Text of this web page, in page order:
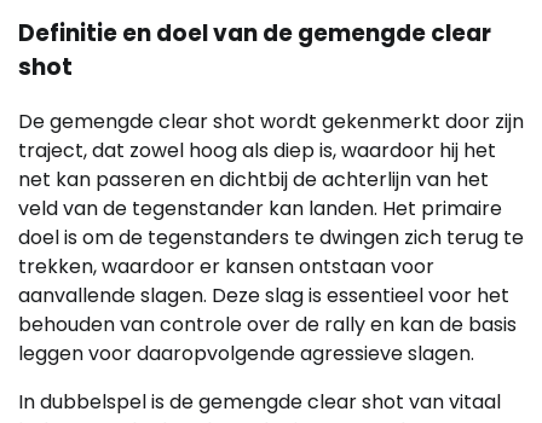
Definitie en doel van de gemengde clear
shot
De gemengde clear shot wordt gekenmerkt door zijn
traject, dat zowel hoog als diep is, waardoor hij het
net kan passeren en dichtbij de achterlijn van het
veld van de tegenstander kan landen. Het primaire
doel is om de tegenstanders te dwingen zich terug te
trekken, waardoor er kansen ontstaan voor
aanvallende slagen. Deze slag is essentieel voor het
behouden van controle over de rally en kan de basis
leggen voor daaropvolgende agressieve slagen.
In dubbelspel is de gemengde clear shot van vitaal